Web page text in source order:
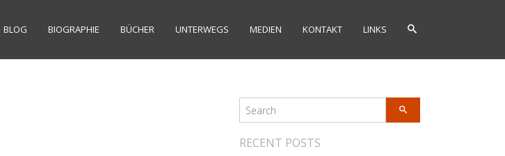
BLOG BIOGRAPHIE BÜCHER UNTERWEGS MEDIEN KONTAKT LINKS
RECENT POSTS